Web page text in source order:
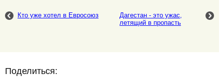
Кто уже хотел в Евросоюз
Дагестан - это ужас,
летящий в пропасть
Поделиться: